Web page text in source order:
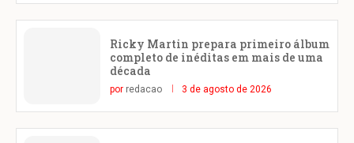
Ricky Martin prepara primeiro álbum
completo de inéditas em mais de uma
década
por redacao 3 de agosto de 2026